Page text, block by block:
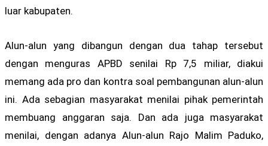
luar kabupaten.
Alun-alun yang dibangun dengan dua tahap tersebut
dengan menguras APBD senilai Rp 7,5 miliar, diakui
memang ada pro dan kontra soal pembangunan alun-alun
ini. Ada sebagian masyarakat menilai pihak pemerintah
membuang anggaran saja. Dan ada juga masyarakat
menilai, dengan adanya Alun-alun Rajo Malim Paduko,